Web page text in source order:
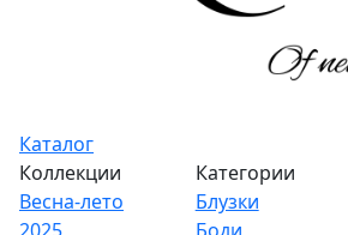
Каталог
Коллекции
Весна-лето
Категории
Блузки